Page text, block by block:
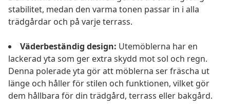
stabilitet, medan den varma tonen passar in i alla
trädgårdar och på varje terrass.
Väderbeständig design: Utemöblerna har en
lackerad yta som ger extra skydd mot sol och regn.
Denna polerade yta gör att möblerna ser fräscha ut
länge och håller för stilen och funktionen, vilket gör
dem hållbara för din trädgård, terrass eller bakgård.